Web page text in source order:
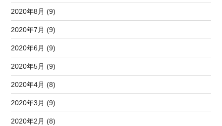
2020年8月 (9)
2020年7月 (9)
2020年6月 (9)
2020年5月 (9)
2020年4月 (8)
2020年3月 (9)
2020年2月 (8)